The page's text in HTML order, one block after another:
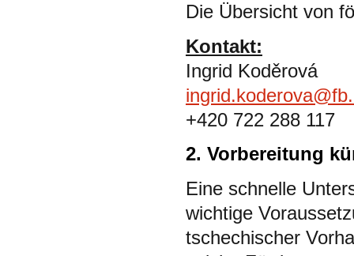
Die Übersicht von
Kontakt:
Ingrid Koděrová
+420 722 288 117
2. Vorbereitung
Eine schnelle
wichtige
tschechischer